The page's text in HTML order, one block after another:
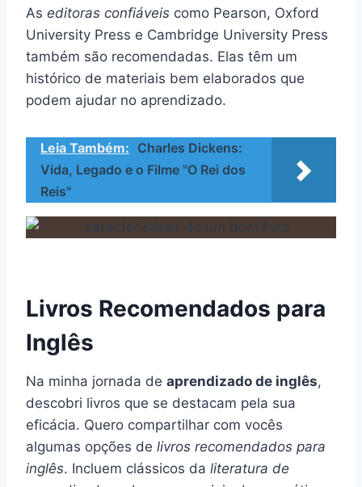
As editoras confiáveis como Pearson, Oxford
University Press e Cambridge University Press
também são recomendadas. Elas têm um
histórico de materiais bem elaborados que
podem ajudar no aprendizado.
Leia Também: Charles Dickens:
Vida, Legado e o Filme "O Rei dos
Reis"
Livros Recomendados para
Inglês
Na minha jornada de aprendizado de inglês,
descobri livros que se destacam pela sua
eficácia. Quero compartilhar com vocês
algumas opções de livros recomendados para
inglês. Incluem clássicos da literatura de